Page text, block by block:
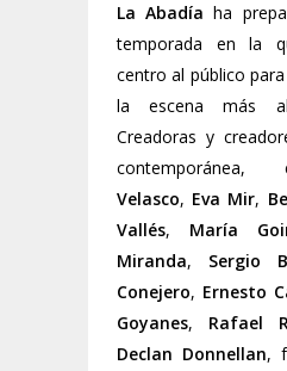
La Abadía ha
temporada en la
centro al público
la escena más
Creadoras y
Velasco, Eva Mir,
Vallés, María
Miranda, Sergio
Conejero, Ernesto
Goyanes, Rafael
Declan Donnellan,